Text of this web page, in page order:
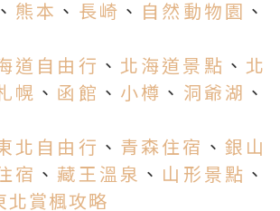
、 熊本 、 長崎 、 自然動物園 、
道自由行 、 北海道景點 、 北
幌 、 函館 、 小樽 、 洞爺湖 、
北自由行 、 青森住宿 、 銀山
宿 、 藏王溫泉 、 山形景點 、
北賞楓攻略